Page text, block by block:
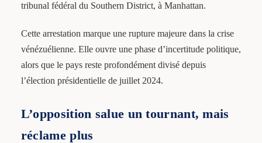
tribunal fédéral du Southern District, à Manhattan.
Cette arrestation marque une rupture majeure dans la crise
vénézuélienne. Elle ouvre une phase d’incertitude politique,
alors que le pays reste profondément divisé depuis
l’élection présidentielle de juillet 2024.
L’opposition salue un tournant, mais
réclame plus